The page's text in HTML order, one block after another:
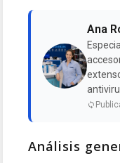
Ana
Análisis